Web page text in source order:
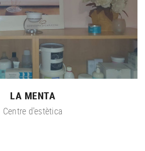
LA MENTA
Centre d'estètica